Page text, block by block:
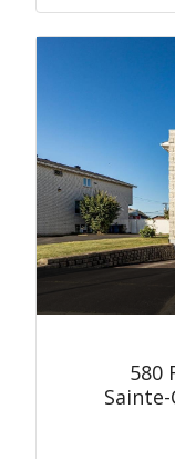
580